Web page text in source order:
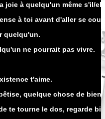
joie à quelqu'un même s'il/
à toi avant d'aller se
quelqu'un.
ne pourrait pas vivre.
t'aime.
quelque chose de bien
te tourne le dos, regarde